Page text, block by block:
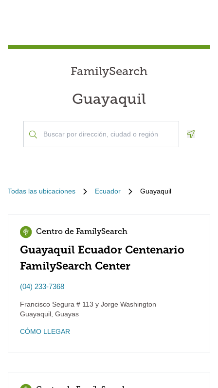
FamilySearch
Guayaquil
Todas las ubicaciones Ecuador Guayaquil
Centro de FamilySearch
Guayaquil Ecuador Centenario
FamilySearch Center
(04) 233-7368
Francisco Segura # 113 y Jorge Washington
Guayaquil Guayas
CÓMO LLEGAR